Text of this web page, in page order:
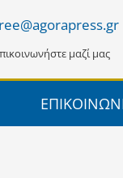
μαζί μας